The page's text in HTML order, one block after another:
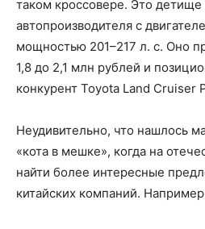
таком кроссовере. Это детище
автопроизводителя с
мощностью 201–217 л. с. Оно
1,8 до 2,1 млн рублей и
конкурент Toyota Land Cruiser
Неудивительно, что нашлось
«кота в мешке», когда на
найти более интересные
китайских компаний.